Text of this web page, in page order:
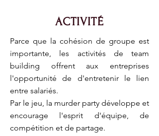
ACTIVITÉ
Parce que la cohésion de groupe est
importante, les activités de team
building offrent aux entreprises
l'opportunité de d'entretenir le lien
entre salariés.
Par le jeu, la murder party développe et
encourage l'esprit d'équipe, de
compétition et de partage.